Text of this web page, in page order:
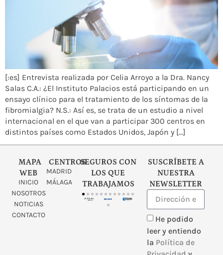
[:es] Entrevista realizada por Celia Arroyo a la Dra. Nancy
Salas C.A.: ¿El Instituto Palacios está participando en un
ensayo clínico para el tratamiento de los síntomas de la
fibromialgia? N.S.: Así es, se trata de un estudio a nivel
internacional en el que van a participar 300 centros en
distintos países como Estados Unidos, Japón y […]
MAPA
WEB
INICIO
NOSOTROS
NOTICIAS
CONTACTO
CENTROS
MADRID
MÁLAGA
SEGUROS CON
LOS QUE
TRABAJAMOS
SUSCRÍBETE A
NUESTRA
NEWSLETTER
He podido
leer y entiendo
la Política de